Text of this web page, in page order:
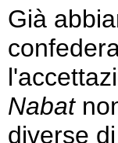
Già
Nabat
diverse